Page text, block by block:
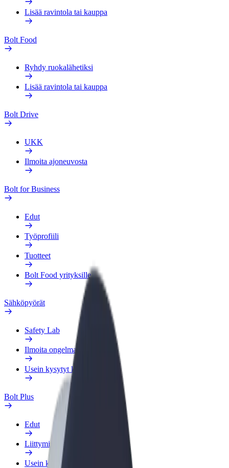
Lisää ravintola tai kauppa
Bolt Food
Ryhdy ruokalähetiksi
Lisää ravintola tai kauppa
Bolt Drive
UKK
Ilmoita ajoneuvosta
Bolt for Business
Edut
Työprofiili
Tuotteet
Bolt Food yrityksille
Sähköpyörät
Safety Lab
Ilmoita ongelmasta
Usein kysytyt kysymykset
Bolt Plus
Edut
Liittymisohjeet
Usein kysytyt kysymykset